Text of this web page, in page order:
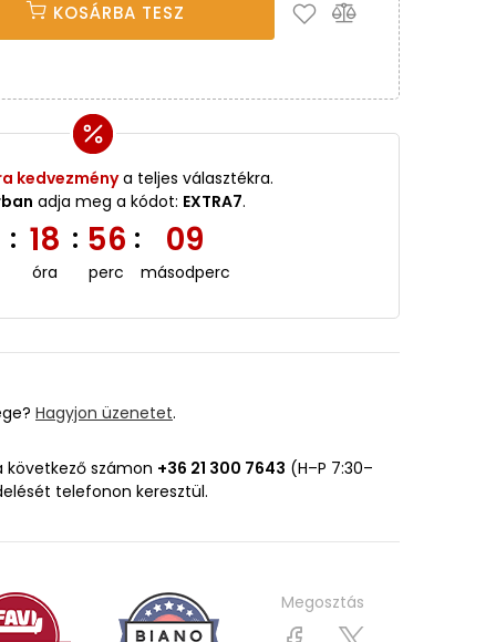
KOSÁRBA TESZ
kedvezménya teljes választékra.
adja meg a kódot: EXTRA7.
: 18
óra
: 56
perc
: 09
másodperc
Hagyjon üzenetet.
számon +36 21 300 7643 (H–P 7:30–
telefonon keresztül.
Megosztás